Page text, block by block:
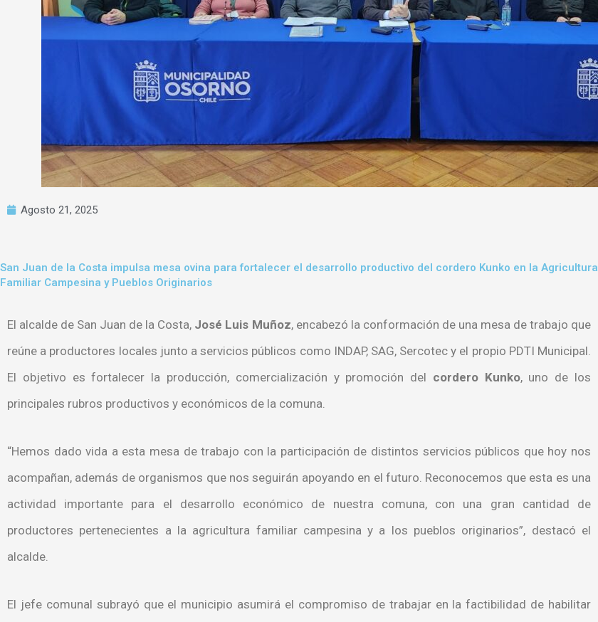
Agosto 21, 2025
San Juan de la Costa impulsa mesa ovina para fortalecer el desarrollo productivo del cordero Kunko en la Agricultura
Familiar Campesina y Pueblos Originarios
El alcalde de San Juan de la Costa, José Luis Muñoz, encabezó la conformación de una mesa de trabajo que
reúne a productores locales junto a servicios públicos como INDAP, SAG, Sercotec y el propio PDTI Municipal.
El objetivo es fortalecer la producción, comercialización y promoción del cordero Kunko, uno de los
principales rubros productivos y económicos de la comuna.
“Hemos dado vida a esta mesa de trabajo con la participación de distintos servicios públicos que hoy nos
acompañan, además de organismos que nos seguirán apoyando en el futuro. Reconocemos que esta es una
actividad importante para el desarrollo económico de nuestra comuna, con una gran cantidad de
productores pertenecientes a la agricultura familiar campesina y a los pueblos originarios”, destacó el
alcalde.
El jefe comunal subrayó que el municipio asumirá el compromiso de trabajar en la factibilidad de habilitar